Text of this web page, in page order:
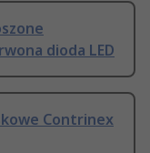
dioda LED
Contrinex